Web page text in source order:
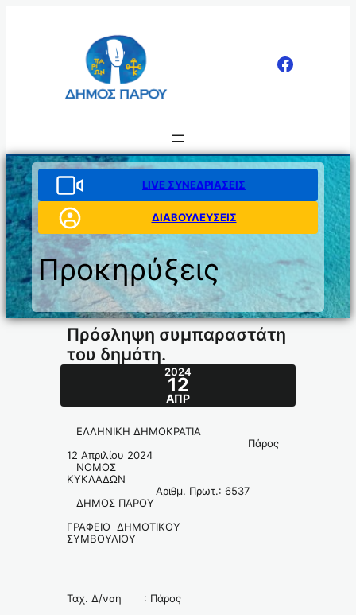
LIVE ΣΥΝΕΔΡΙΑΣΕΙΣ
ΔΙΑΒΟΥΛΕΥΣΕΙΣ
Προκηρύξεις
Πρόσληψη συμπαραστάτη
του δημότη.
2024
12
ΑΠΡ
ΕΛΛΗΝΙΚΗ ΔΗΜΟΚΡΑΤΙΑ
Πάρος
12 Απριλίου 2024
ΝΟΜΟΣ
ΚΥΚΛΑΔΩΝ
Αριθμ. Πρωτ.: 6537
ΔΗΜΟΣ ΠΑΡΟΥ
ΓΡΑΦΕΙΟ ΔΗΜΟΤΙΚΟΥ
ΣΥΜΒΟΥΛΙΟΥ
Ταχ. Δ/νση : Πάρος